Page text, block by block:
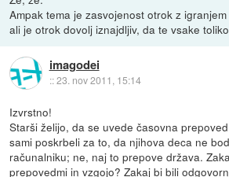
Ampak tema je zasvojenost otrok z
ali je otrok dovolj iznajdljiv, da te vsake
imagodei
::23. nov 2011, 15:14
Izvrstno!
Starši želijo, da se uvede časovna
sami poskrbeli za to, da njihova deca ne
računalniku; ne, naj to prepove država.
prepovedmi in vzgojo? Zakaj bi bili